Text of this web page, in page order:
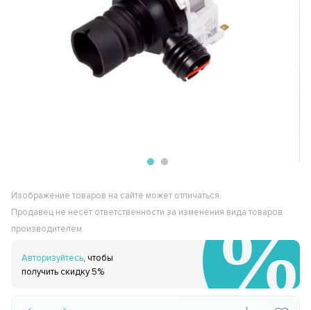
Изображение товаров на сайте может отличаться.
Продавец не несёт ответственности за изменения вида товаров
производителем.
Авторизуйтесь, чтобы
получить скидку 5%